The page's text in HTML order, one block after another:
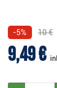
-5% 10 €
9,49 €